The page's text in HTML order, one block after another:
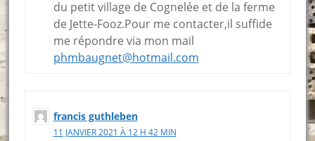
du petit village de Cognelée et de la ferme
de Jette-Fooz.Pour me contacter,il suffide
me répondre via mon mail
phmbaugnet@hotmail.com
francis guthleben
11 JANVIER 2021 À 12 H 42 MIN